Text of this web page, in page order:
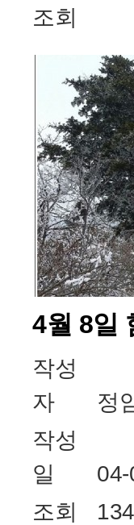
조회
4월 8일
작성
자
정
작성
일
04-
조회